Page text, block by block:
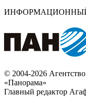
© 2004-2026
«Панорама»
Главный редактор